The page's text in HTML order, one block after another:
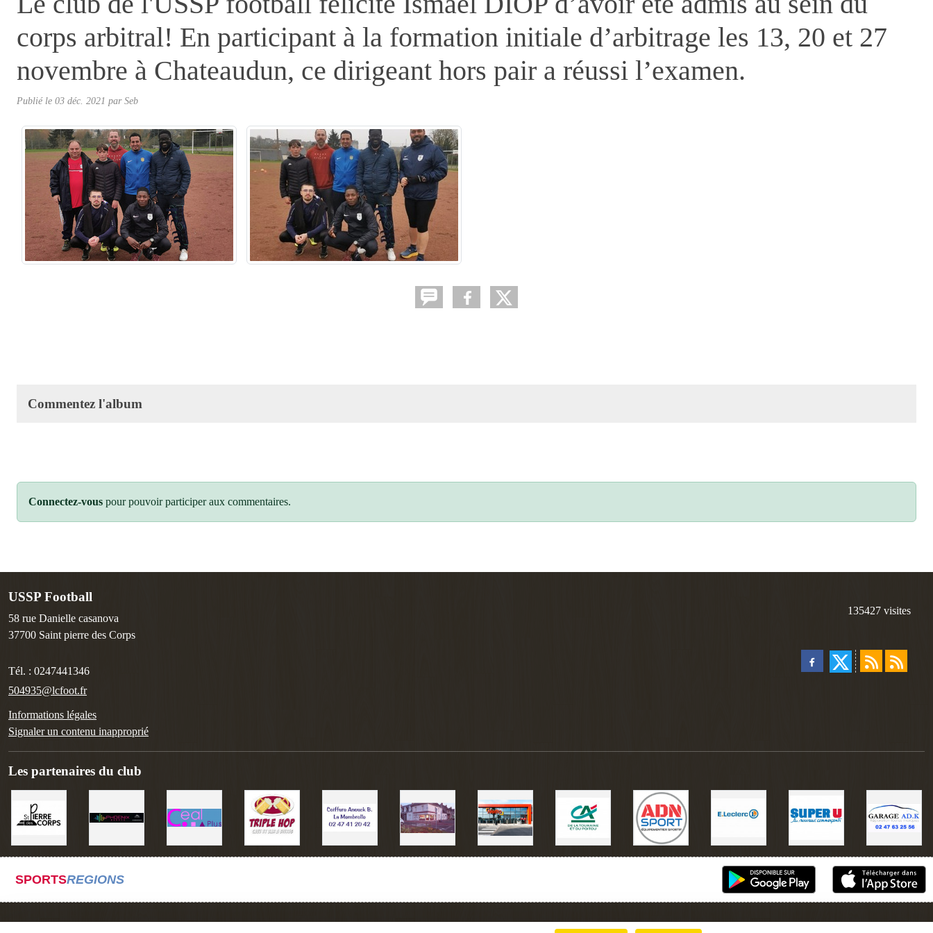
corps arbitral! En participant à la formation initiale d’arbitrage les 13, 20 et 27
novembre à Chateaudun, ce dirigeant hors pair a réussi l’examen.
Publié le 03 déc. 2021 parSeb
Commentez l'album
Connectez-vous pour pouvoir participer aux commentaires.
USSP Football
58 rue Danielle casanova
37700 Saint pierre des Corps
Tél. : 0247441346
504935@lcfoot.fr
Informations légales
Signaler un contenu inapproprié
135427 visites
Les partenaires du club
SPORTSREGIONS